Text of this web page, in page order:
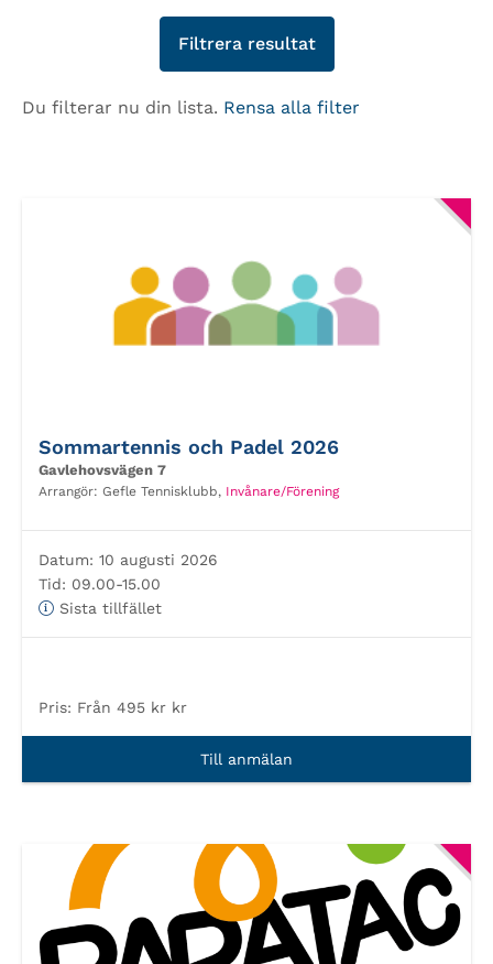
Du filterar nu din lista. Rensa alla filter
Sommartennis och Padel 2026
Gavlehovsvägen 7
Arrangör: Gefle Tennisklubb, Invånare/Förening
Datum: 10 augusti 2026
Tid: 09.00-15.00
Sista tillfället
Pris: Från 495 kr kr
Till anmälan